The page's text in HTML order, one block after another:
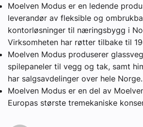
Moelven Modus er en ledende
leverandør av fleksible og
kontorløsninger til næringsbygg i
Virksomheten har røtter tilbake til
Moelven Modus produserer
spilepaneler til vegg og tak, samt
har salgsavdelinger over hele Norge.
Moelven Modus er en del av
Europas største tremekaniske